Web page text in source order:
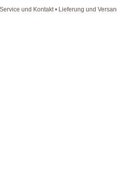
Service und Kontakt• Lieferung und